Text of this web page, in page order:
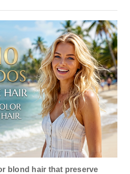
blond hair that preserve